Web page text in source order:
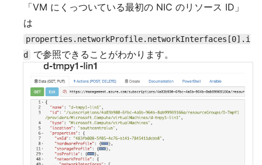
「VM にくっついている最初の NIC のリソース ID」
は
properties.networkProfile.networkInterfaces[0].i
d
で参照できることがわかります。